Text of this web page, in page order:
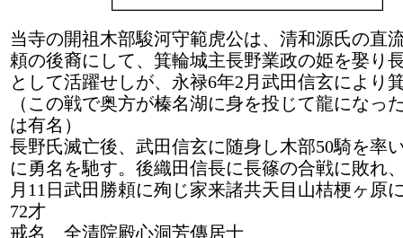
当寺の開祖木部駿河守範虎公は、清和源氏の直
頼の後裔にして、箕輪城主長野業政の姫を娶り
として活躍せしが、永禄6年2月武田信玄により
（この戦で奥方が榛名湖に身を投じて龍になっ
は有名）
長野氏滅亡後、武田信玄に随身し木部50騎を率
に勇名を馳す。後織田信長に長篠の合戦に敗れ
月11日武田勝頼に殉じ家来諸共天目山桔梗ヶ原
72才
戒名 全清院殿心洞芳傳居士